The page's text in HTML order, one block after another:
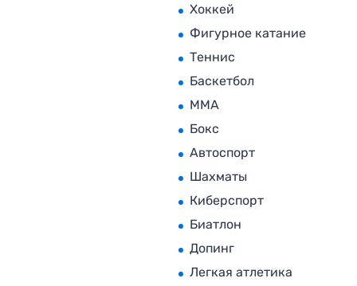
Хоккей
Фигурное катание
Теннис
Баскетбол
MMA
Бокс
Автоспорт
Шахматы
Киберспорт
Биатлон
Допинг
Легкая атлетика